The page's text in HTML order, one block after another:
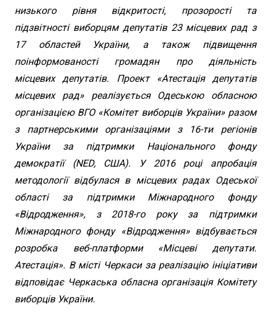
низького рівня відкритості, прозорості та
підзвітності виборцям депутатів 23 місцевих рад з
17 областей України, а також підвищення
поінформованості громадян про діяльність
місцевих депутатів. Проект «Атестація депутатів
місцевих рад» реалізується Одеською обласною
організацією ВГО «Комітет виборців України» разом
з партнерськими організаціями з 16-ти регіонів
України за підтримки Національного фонду
демократії (NED, США). У 2016 році апробація
методології відбулася в місцевих радах Одеської
області за підтримки Міжнародного фонду
«Відродження», з 2018-го року за підтримки
Міжнародного фонду «Відродження» відбувається
розробка веб-платформи «Місцеві депутати.
Атестація». В місті Черкаси за реалізацію ініціативи
відповідає Черкаська обласна організація Комітету
виборців України.